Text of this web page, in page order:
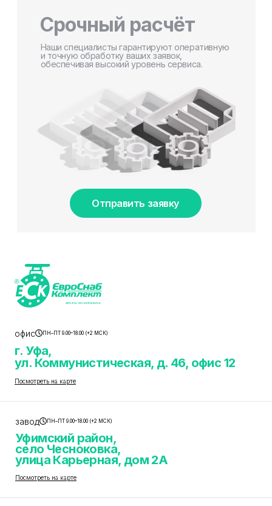
Срочный расчёт
Наши специалисты гарантируют оперативную
и точную обработку ваших заявок,
обеспечивая высокий уровень сервиса.
Отправить заявку
офис ПН–ПТ 9.00–18.00 (+2 МСК)
г. Уфа,
ул. Коммунистическая, д. 46, офис 12
Посмотреть на карте
завод ПН–ПТ 9.00–18.00 (+2 МСК)
Уфимский район,
село Чесноковка,
улица Карьерная, дом 2А
Посмотреть на карте